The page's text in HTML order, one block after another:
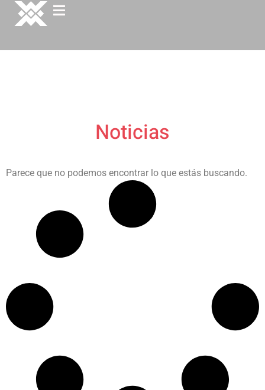
Noticias
Parece que no podemos encontrar lo que estás buscando.